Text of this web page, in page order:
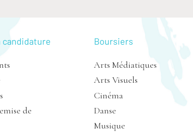
candidature
de
Boursiers
Arts Médiatiques
Arts Visuels
Cinéma
Danse
Musique